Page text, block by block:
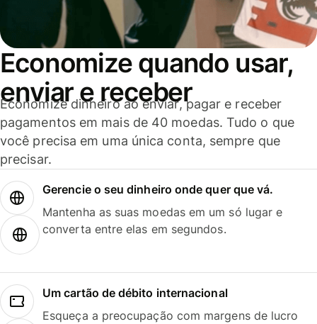
Economize quando usar,
enviar e receber
Economize dinheiro ao enviar, pagar e receber
pagamentos em mais de 40 moedas. Tudo o que
você precisa em uma única conta, sempre que
precisar.
Gerencie o seu dinheiro onde quer que vá.
Mantenha as suas moedas em um só lugar e
converta entre elas em segundos.
Um cartão de débito internacional
Esqueça a preocupação com margens de lucro